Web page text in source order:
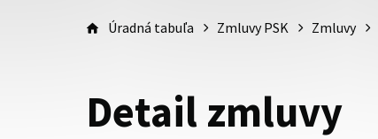
Úradná tabuľa Zmluvy PSK Zmluvy
Detail zmluvy